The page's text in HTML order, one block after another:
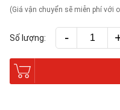
(Giá vận chuyển sẽ miễn phí với
Số lượng: -